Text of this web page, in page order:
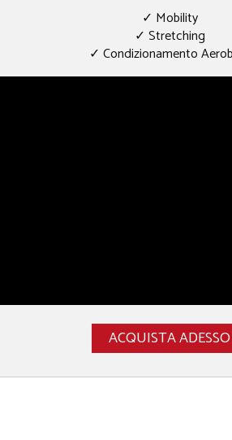
✓ Mobility
✓ Stretching
✓ Condizionamento
ACQUISTA ADESSO